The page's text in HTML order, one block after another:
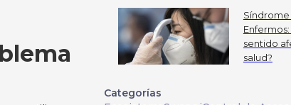
sentido
salud?
Categorías